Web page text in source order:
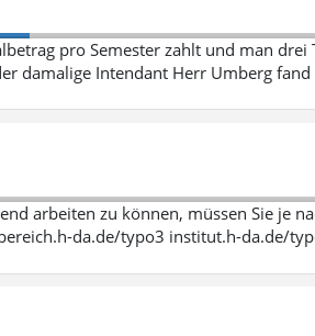
pro Semester zahlt und man
damalige Intendant Herr Umberg fand
arbeiten zu können, müssen Sie je
da.de/typo3 institut.h-da.de/